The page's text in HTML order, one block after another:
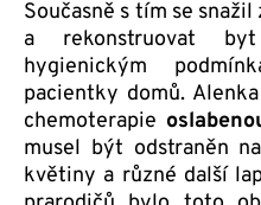
Současně s tím se
a rekonstruovat
hygienickým
pacientky domů.
chemoterapie
musel být odstraněn
květiny a různé další